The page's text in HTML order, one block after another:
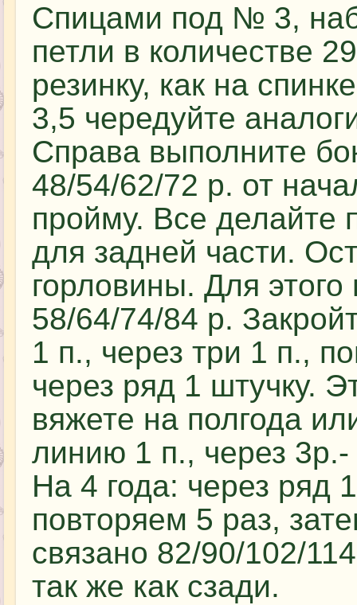
Спицами под № 3,
петли в количестве
резинку, как на
3,5 чередуйте
Справа выполните
48/54/62/72 р. от
пройму. Все
для задней части.
горловины. Для
58/64/74/84 р.
1 п., через три 1 п.,
через ряд 1 штучку.
вяжете на полгода
линию 1 п., через
На 4 года: через ряд
повторяем 5 раз,
связано 82/90/102/
так же как сзади.